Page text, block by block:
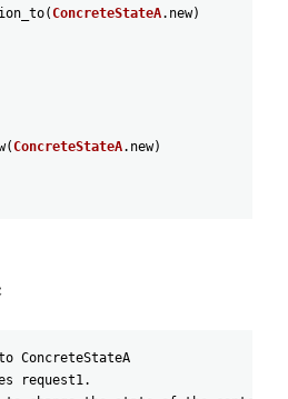
(ConcreteStateA. new)
(ConcreteStateA. new)
ConcreteStateA
request1.